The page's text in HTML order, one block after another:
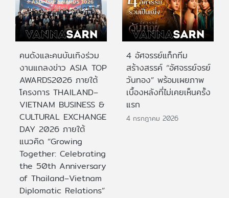
คนดังและคนบันเทิงร่วม
งานแถลงข่าว ASIA TOP
AWARDS2026 ภายใต้
โครงการ THAILAND–
VIETNAM BUSINESS &
CULTURAL EXCHANGE
DAY 2026 ภายใต้
แนวคิด “Growing
Together: Celebrating
the 50th Anniversary
of Thailand–Vietnam
Diplomatic Relations”
4 อัศจรรย์แท็กทีม
สร้างสรรค์ “อัศจรรย์จรย์
วันทอง” พร้อมเผยภาพ
เบื้องหลังที่ไม่เคยเห็นครั้ง
แรก
4 กรกฎาคม 2026